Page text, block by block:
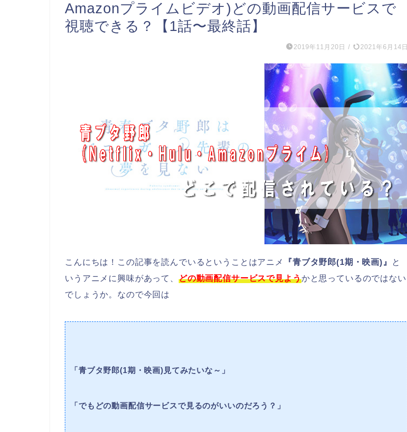
Amazonプライムビデオ)どの動画配信サービスで
視聴できる？【1話〜最終話】
2019年11月20日 / 2021年6月14日
こんにちは！この記事を読んでいるということはアニメ 『青ブタ野郎(1期・映画)』
と
いうアニメに興味があって、 どの動画配信サービスで見ようかと思っているのではない
でしょうか。なので今回は
「青ブタ野郎(1期・映画)見てみたいな～」
「でもどの動画配信サービスで見るのがいいのだろう？」